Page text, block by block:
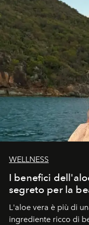
WELLNESS
I benefici
segreto per la
L'aloe vera è più di
ingrediente ricco di